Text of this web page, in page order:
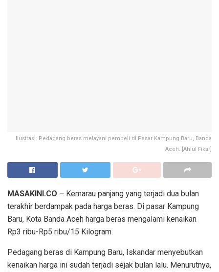
Ilustrasi: Pedagang beras melayani pembeli di Pasar Kampung Baru, Banda
Aceh. [Ahlul Fikar]
MASAKINI.CO – Kemarau panjang yang terjadi dua bulan
terakhir berdampak pada harga beras. Di pasar Kampung
Baru, Kota Banda Aceh harga beras mengalami kenaikan
Rp3 ribu-Rp5 ribu/15 Kilogram.
Pedagang beras di Kampung Baru, Iskandar menyebutkan
kenaikan harga ini sudah terjadi sejak bulan lalu. Menurutnya,